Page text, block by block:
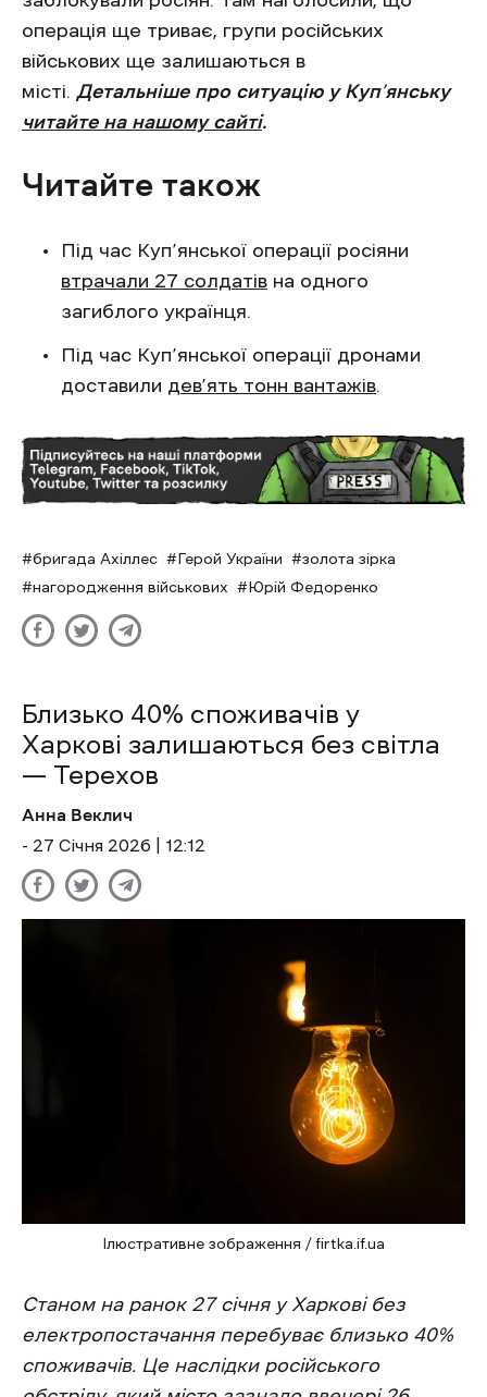
операція ще триває, групи російських
військових ще залишаються в
місті. Детальніше про ситуацію у Куп’янську
читайте на нашому сайті.
Читайте також
Під час Куп’янської операції росіяни
втрачали 27 солдатів на одного
загиблого українця.
Під час Куп’янської операції дронами
доставили дев’ять тонн вантажів.
бригада Ахіллес Герой України
золота зірка
нагородження військових
Юрій Федоренко
Близько 40% споживачів у
Харкові залишаються без світла
— Терехов
Анна Веклич
- 27 Січня 2026 | 12:12
Ілюстративне зображення / firtka.if.ua
Станом на ранок 27 січня у Харкові без
електропостачання перебуває близько 40%
споживачів. Це наслідки російського